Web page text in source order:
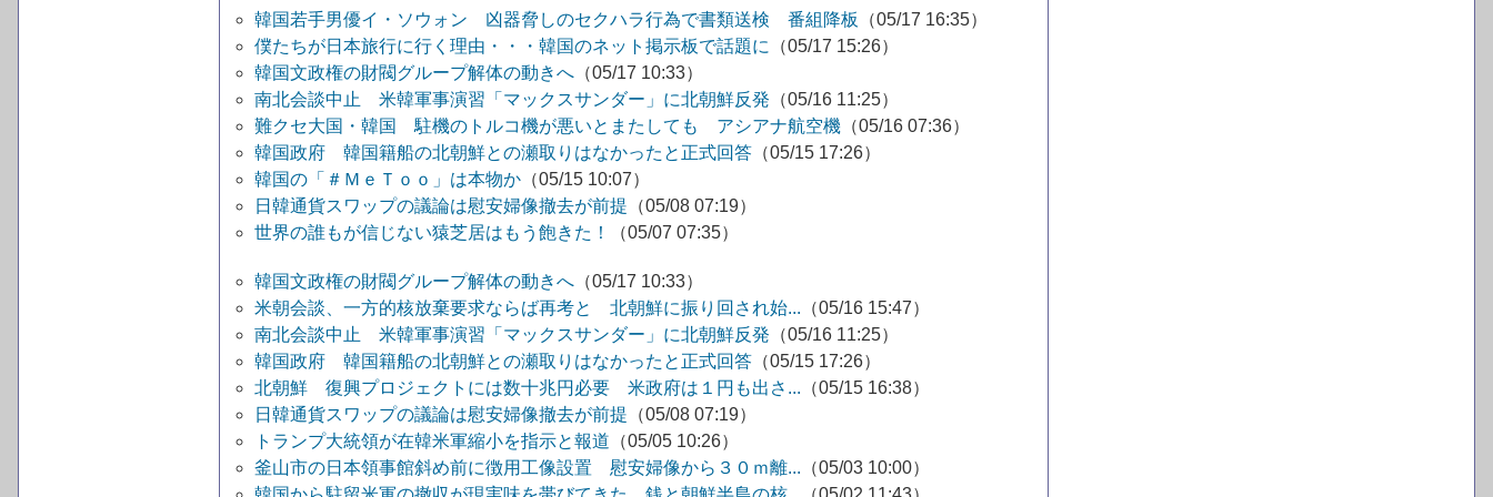
韓国若手男優イ・ソウォン 凶器脅しのセクハラ行為で書類送検 番組降板
（05/17 16:35）
僕たちが日本旅行に行く理由・・・韓国のネット掲示板で話題に
（05/17 15:26）
韓国文政権の財閥グループ解体の動きへ （05/17 10:33）
南北会談中止 米韓軍事演習「マックスサンダー」に北朝鮮反発 （05/16 11:25）
難クセ大国・韓国 駐機のトルコ機が悪いとまたしても アシアナ航空機 （05/16 07:36）
韓国政府 韓国籍船の北朝鮮との瀬取りはなかったと正式回答 （05/15 17:26）
韓国の「＃ＭｅＴｏｏ」は本物か （05/15 10:07）
日韓通貨スワップの議論は慰安婦像撤去が前提 （05/08 07:19）
世界の誰もが信じない猿芝居はもう飽きた！
（05/07 07:35）
韓国文政権の財閥グループ解体の動きへ （05/17 10:33）
米朝会談、一方的核放棄要求ならば再考と 北朝鮮に振り回され始... （05/16 15:47）
南北会談中止 米韓軍事演習「マックスサンダー」に北朝鮮反発 （05/16 11:25）
韓国政府 韓国籍船の北朝鮮との瀬取りはなかったと正式回答 （05/15 17:26）
北朝鮮 復興プロジェクトには数十兆円必要 米政府は１円も出さ... （05/15 16:38）
日韓通貨スワップの議論は慰安婦像撤去が前提 （05/08 07:19）
トランプ大統領が在韓米軍縮小を指示と報道 （05/05 10:26）
釜山市の日本領事館斜め前に徴用工像設置 慰安婦像から３０ｍ離... （05/03 10:00）